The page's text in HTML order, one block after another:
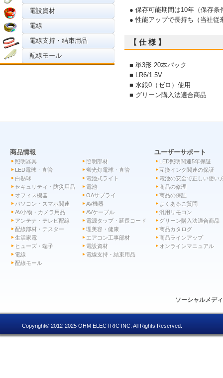
電設資材
電線
電線支持・結束用品
配線モール
● 保存可能期間は10年（保存条
● 性能アップで長持ち（当社従
【 仕 様 】
■ 単3形 20本パック
■ LR6/1.5V
■ 水銀0（ゼロ）使用
■ グリーン購入法適合商品
商品情報
照明器具
照明部材
LED電球・直管
蛍光灯電球・直管
白熱球
電池式ライト
セキュリティ・防災用品
電池
オフィス機器
OAサプライ
パソコン・スマホ関連
AV機器
AV小物・カメラ用品
AVケーブル
アンテナ・テレビ配線
電源タップ・延長コード
配線部材・テスター
理美容・健康
生活家電
エアコン工事部材
ヒューズ・端子
電設資材
電線
電線支持・結束用品
配線モール
ユーザーサポート
LED照明関連5年保証
互換インク関連の保証
電池の安全で正しい使い
商品の修理
商品の保証
よくあるご質問
汎用リモコン
グリーン購入法適合商品
商品カタログ
商品ラインアップ
オンラインマニュアル
ソーシャルメデ
Copyright© 2012-2025 OHM ELECTRIC INC. All Rights Reserved.